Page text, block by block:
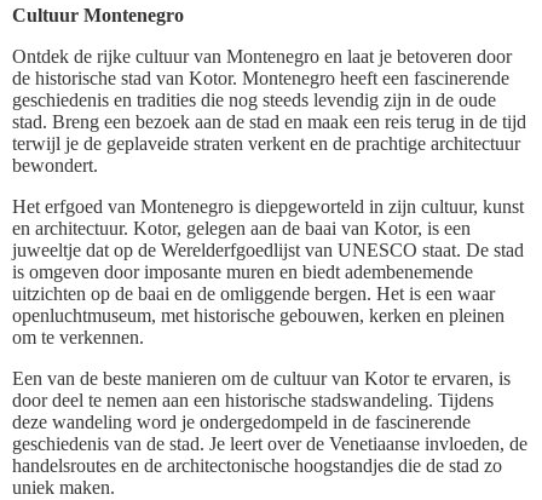
Cultuur Montenegro
Ontdek de rijke cultuur van Montenegro en laat je betoveren door
de historische stad van Kotor. Montenegro heeft een fascinerende
geschiedenis en tradities die nog steeds levendig zijn in de oude
stad. Breng een bezoek aan de stad en maak een reis terug in de tijd
terwijl je de geplaveide straten verkent en de prachtige architectuur
bewondert.
Het erfgoed van Montenegro is diepgeworteld in zijn cultuur, kunst
en architectuur. Kotor, gelegen aan de baai van Kotor, is een
juweeltje dat op de Werelderfgoedlijst van UNESCO staat. De stad
is omgeven door imposante muren en biedt adembenemende
uitzichten op de baai en de omliggende bergen. Het is een waar
openluchtmuseum, met historische gebouwen, kerken en pleinen
om te verkennen.
Een van de beste manieren om de cultuur van Kotor te ervaren, is
door deel te nemen aan een historische stadswandeling. Tijdens
deze wandeling word je ondergedompeld in de fascinerende
geschiedenis van de stad. Je leert over de Venetiaanse invloeden, de
handelsroutes en de architectonische hoogstandjes die de stad zo
uniek maken.